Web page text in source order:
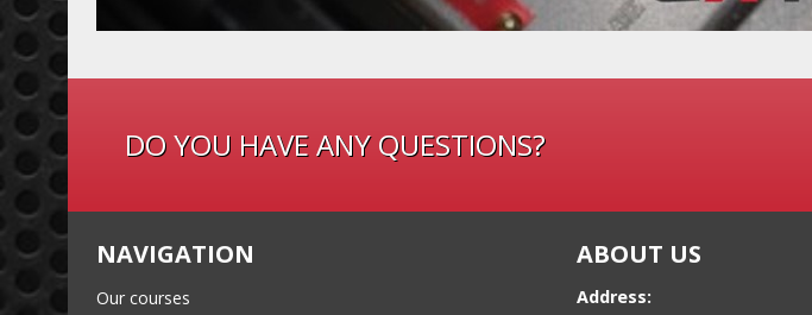
DO YOU HAVE ANY QUESTIONS?
NAVIGATION
Our courses
ABOUT US
Address: